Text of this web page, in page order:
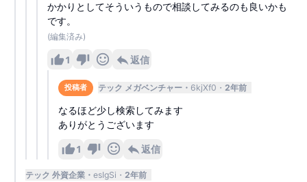
かかりとしてそういうもので相談してみるのも良いかも
です。
(編集済み)
1 返信
投稿者 テック メガベンチャー 6kjXf0 2年前
なるほど少し検索してみます
ありがとうございます
1 返信
テック 外資企業 esIgSi 2年前